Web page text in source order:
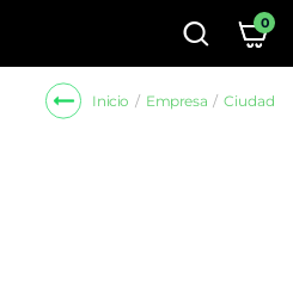
0
Inicio Empresa Ciudad